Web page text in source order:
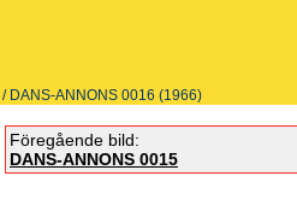
/ DANS-ANNONS 0016 (1966)
Föregående bild:
DANS-ANNONS 0015